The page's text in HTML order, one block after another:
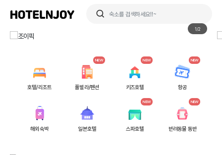
검색
1/2
호텔/리조트 풀빌라/펜션
NEW
키즈호텔
NEW
항공
NEW
해외숙박 일본호텔 스파호텔
NEW
반려동물 동반
NEW